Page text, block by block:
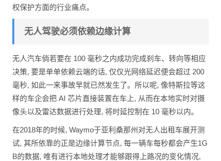
权保护方面的行业痛点。
无人驾驶必须依赖边缘计算
无人汽车倘若要在 100 毫秒之内成功完成刹车、转向等相应
决策, 要是单单依赖云端的话, 仅仅光网络延迟便会超过 200
毫秒, 如此一来事故早就已然发生了。所以呢, 像特斯拉等这
样的车企会把 AI 芯片直接装置在车上, 从而在本地实时对摄
像头以及雷达数据进行处理, 将时延控制在 10 毫秒以内。
在2018年的时候, Waymo于亚利桑那州对无人出租车展开测
试, 其所依靠的正是边缘计算节点, 每一辆车每秒都会产生1G
B的数据, 唯有进行本地处理才能够跟得上路况的变化情况,